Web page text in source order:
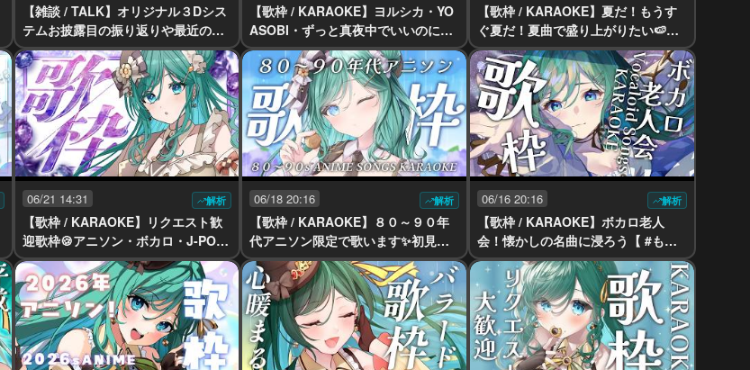
【雑談 / TALK】オリジナル３Dシス
テムお披露目の振り返りや最近のわ
くわくを話たい！【 #もかん #vtube
r #vsinger】
【歌枠 / KARAOKE】ヨルシカ・YO
ASOBI・ずっと真夜中でいいのに。
縛りで歌います🌃【 #もかん #vtube
r #vsinger】
【歌枠 / KARAOKE】夏だ！もうす
ぐ夏だ！夏曲で盛り上がりたい🍉【
#もかん #vtuber #vsinger】
06/21 14:31 解析
【歌枠 / KARAOKE】リクエスト歓
迎歌枠🍪アニソン・ボカロ・J-POP
等リクエストしてみませんか？【 #
もかん #vtuber #vsinger】
06/18 20:16 解析
【歌枠 / KARAOKE】８０～９０年
代アニソン限定で歌います✨初見さ
ん大歓迎！【 #もかん #vtuber #vsi
nger】
06/16 20:16 解析
【歌枠 / KARAOKE】ボカロ老人
会！懐かしの名曲に浸ろう【 #もか
ん #vtuber #vsinger】